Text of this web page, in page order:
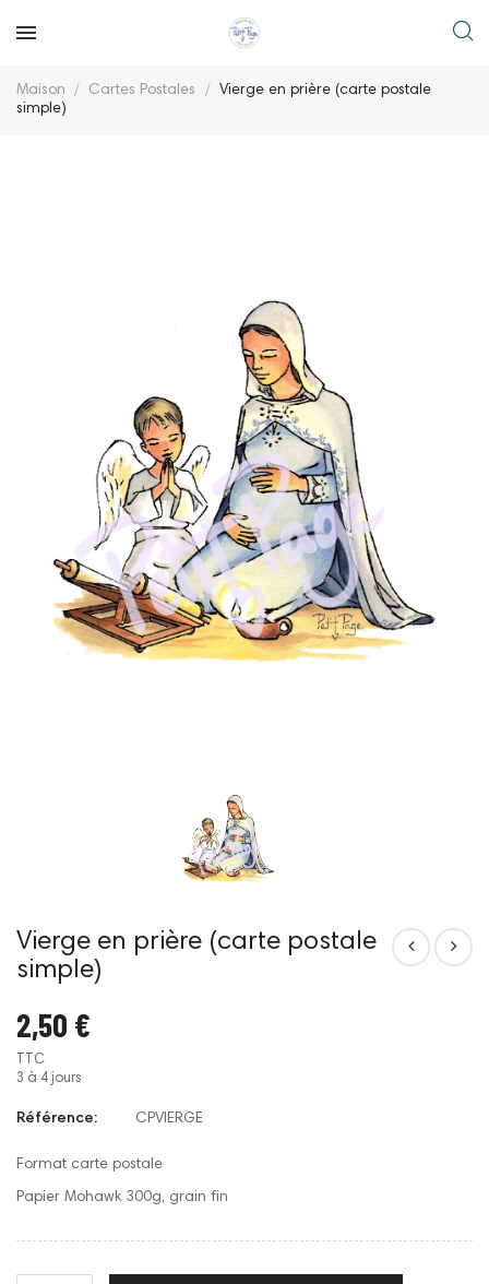
Maison Cartes Postales
Vierge en prière (carte postale
simple)
Vierge en prière (carte postale
simple)
2,50 €
TTC
3 à 4 jours
Référence: CPVIERGE
Format carte postale
Papier Mohawk 300g, grain fin